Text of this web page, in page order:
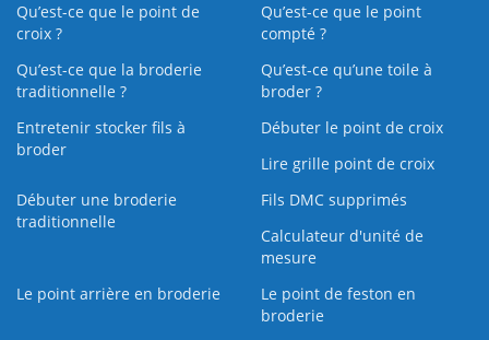
Qu’est-ce que le point de
croix ?
Qu’est-ce que le point
compté ?
Qu’est-ce que la broderie
traditionnelle ?
Qu’est‑ce qu’une toile à
broder ?
Entretenir stocker fils à
broder
Débuter le point de croix
Lire grille point de croix
Débuter une broderie
traditionnelle
Fils DMC supprimés
Calculateur d'unité de
mesure
Le point arrière en broderie
Le point de feston en
broderie